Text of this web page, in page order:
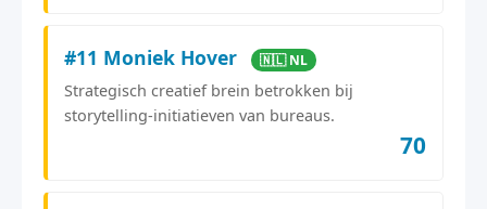
#11 Moniek Hover 🇳🇱 NL
Strategisch creatief brein betrokken bij
storytelling-initiatieven van bureaus.
70